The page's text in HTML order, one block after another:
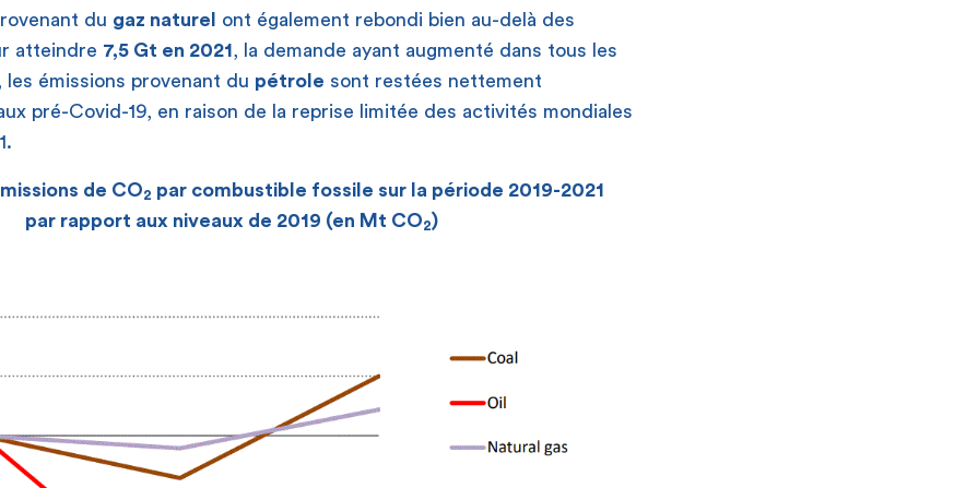
du gaz naturel
ont également rebondi bien au-delà des
atteindre 7,5 Gt en 2021, la demande ayant augmenté dans tous les
les émissions provenant du pétrole sont restées nettement
pré-Covid-19, en raison de la reprise limitée des activités mondiales
de CO2 par combustible fossile sur la période 2019-2021
par rapport aux niveaux de 2019 (en Mt CO2)